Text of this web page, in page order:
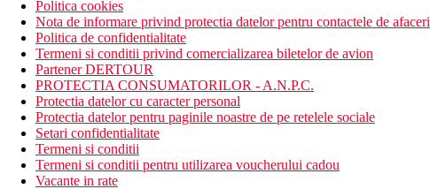
Demipensiune:
mic dejun si cina tip bufet
Demipensiune Plus:
mic dejun si cina tip bufet
la cina sunt incluse 2 bauturi non-alcoolice
Distanţe
Politica cookies
Nota de informare privind protectia datelor pentru contactele de afaceri
Politica de confidentialitate
Termeni si conditii privind comercializarea biletelor de avion
Partener DERTOUR
PROTECTIA CONSUMATORILOR - A.N.P.C.
Protectia datelor cu caracter personal
Protectia datelor pentru paginile noastre de pe retelele sociale
Setari confidentialitate
Termeni si conditii
Termeni si conditii pentru utilizarea voucherului cadou
Vacante in rate